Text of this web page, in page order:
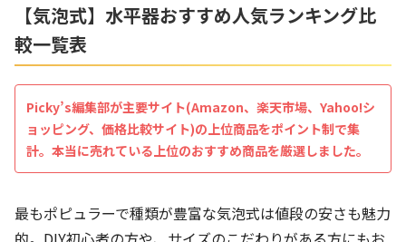
【気泡式】水平器おすすめ人気ランキング比
較一覧表
Picky’s編集部が主要サイト(Amazon、楽天市場、Yahoo!シ
ョッピング、価格比較サイト)の上位商品をポイント制で集
計。本当に売れている上位のおすすめ商品を厳選しました。
最もポピュラーで種類が豊富な気泡式は値段の安さも魅力